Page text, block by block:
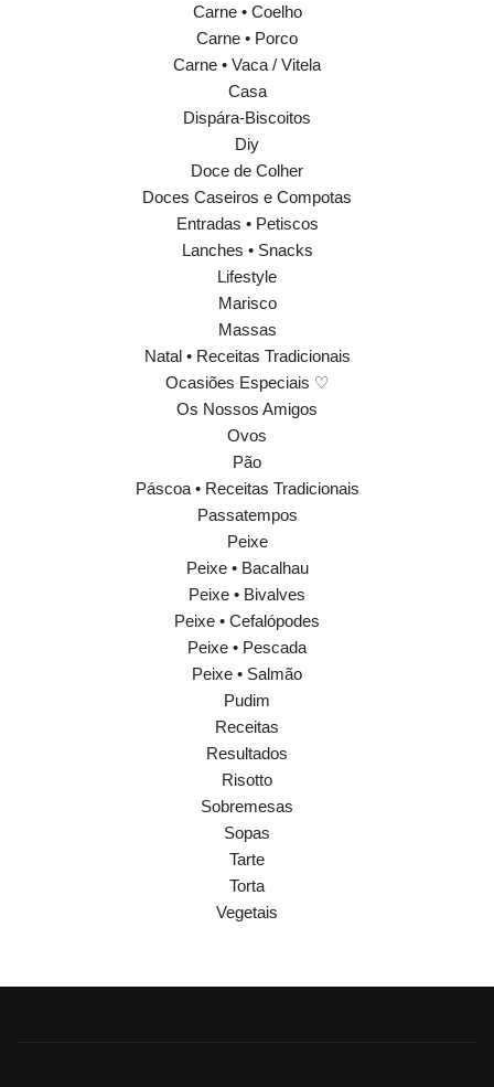
Carne • Coelho
Carne • Porco
Carne • Vaca / Vitela
Casa
Dispára-Biscoitos
Diy
Doce de Colher
Doces Caseiros e Compotas
Entradas • Petiscos
Lanches • Snacks
Lifestyle
Marisco
Massas
Natal • Receitas Tradicionais
Ocasiões Especiais ♡
Os Nossos Amigos
Ovos
Pão
Páscoa • Receitas Tradicionais
Passatempos
Peixe
Peixe • Bacalhau
Peixe • Bivalves
Peixe • Cefalópodes
Peixe • Pescada
Peixe • Salmão
Pudim
Receitas
Resultados
Risotto
Sobremesas
Sopas
Tarte
Torta
Vegetais